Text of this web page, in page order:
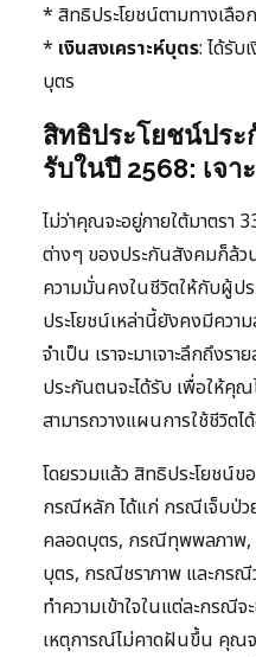
* สิทธิประโยชน์ตามทางเลือ
* เงินสงเคราะห์บุตร: ได้รับ
บุตร
สิทธิประโยชน์ปร
รับในปี 2568: เจ
ไม่ว่าคุณจะอยู่ภายใต้มาตรา
ต่างๆ ของประกันสังคมก็ล้ว
ความมั่นคงในชีวิตให้กับผู้ป
ประโยชน์เหล่านี้ยังคงมีคว
จำเป็น เราจะมาเจาะลึกถึง
ประกันตนจะได้รับ เพื่อให้
สามารถวางแผนการใช้ชีวิต
โดยรวมแล้ว สิทธิประโยชน์
กรณีหลัก ได้แก่ กรณีเจ็บป่
คลอดบุตร, กรณีทุพพลภาพ,
บุตร, กรณีชราภาพ และกรณี
ทำความเข้าใจในแต่ละกรณี
เหตุการณ์ไม่คาดฝันขึ้น คุณจ